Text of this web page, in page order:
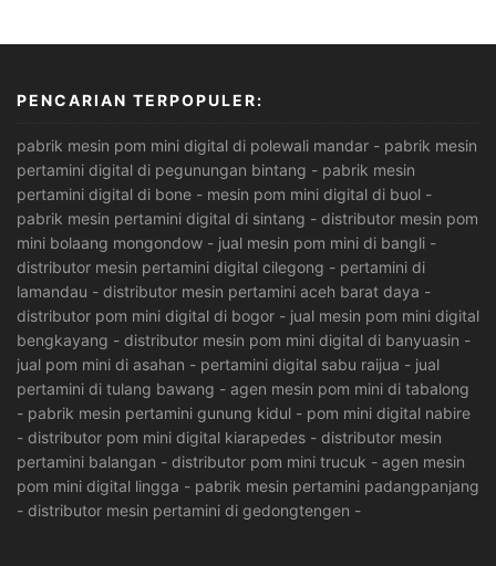
PENCARIAN TERPOPULER:
pabrik mesin pom mini digital di polewali mandar - pabrik mesin
pertamini digital di pegunungan bintang - pabrik mesin
pertamini digital di bone - mesin pom mini digital di buol -
pabrik mesin pertamini digital di sintang - distributor mesin pom
mini bolaang mongondow - jual mesin pom mini di bangli -
distributor mesin pertamini digital cilegong - pertamini di
lamandau - distributor mesin pertamini aceh barat daya -
distributor pom mini digital di bogor - jual mesin pom mini digital
bengkayang - distributor mesin pom mini digital di banyuasin -
jual pom mini di asahan - pertamini digital sabu raijua - jual
pertamini di tulang bawang - agen mesin pom mini di tabalong
- pabrik mesin pertamini gunung kidul - pom mini digital nabire
- distributor pom mini digital kiarapedes - distributor mesin
pertamini balangan - distributor pom mini trucuk - agen mesin
pom mini digital lingga - pabrik mesin pertamini padangpanjang
- distributor mesin pertamini di gedongtengen -